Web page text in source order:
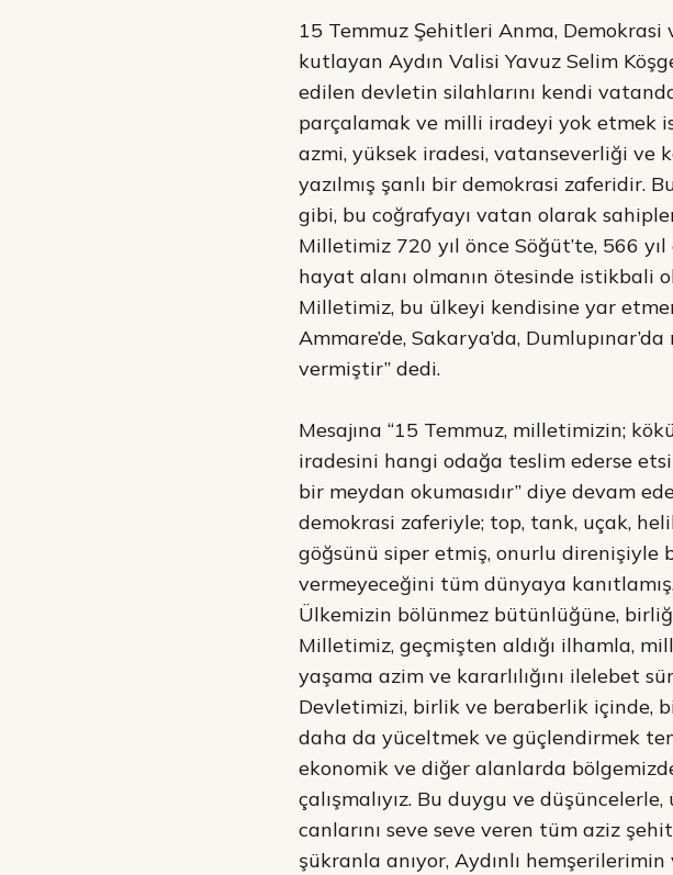
15 Temmuz Şehitleri Anma,
kutlayan Aydın Valisi Yavuz Selim
edilen devletin silahlarını kendi
parçalamak ve milli iradeyi yok etmek
azmi, yüksek iradesi, vatanseverliği ve
yazılmış şanlı bir demokrasi zaferidir.
gibi, bu coğrafyayı vatan olarak
Milletimiz 720 yıl önce Söğüt’te, 566
hayat alanı olmanın ötesinde istikbali
Milletimiz, bu ülkeyi kendisine yar
Ammare’de, Sakarya’da,
vermiştir” dedi.
Mesajına “15 Temmuz, milletimizin;
iradesini hangi odağa teslim ederse
bir meydan okumasıdır” diye devam
demokrasi zaferiyle; top, tank, uçak,
göğsünü siper etmiş, onurlu direnişiyle
vermeyeceğini tüm dünyaya
Ülkemizin bölünmez bütünlüğüne,
Milletimiz, geçmişten aldığı ilhamla,
yaşama azim ve kararlılığını ilelebet
Devletimizi, birlik ve beraberlik içinde,
daha da yüceltmek ve güçlendirmek
ekonomik ve diğer alanlarda
çalışmalıyız. Bu duygu ve
canlarını seve seve veren tüm aziz
şükranla anıyor, Aydınlı